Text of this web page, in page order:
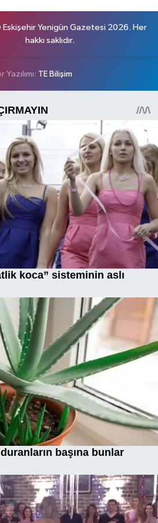
Yenigün Gazetesi 2026. Her
hakkı saklıdır.
Yazılımı: TE Bilişim